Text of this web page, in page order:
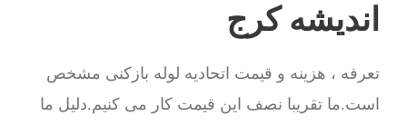
اندیشه کرج
تعرفه ، هزینه و قیمت اتحادیه لوله بازکنی مشخص
است.ما تقریبا نصف این قیمت کار می کنیم.دلیل ما